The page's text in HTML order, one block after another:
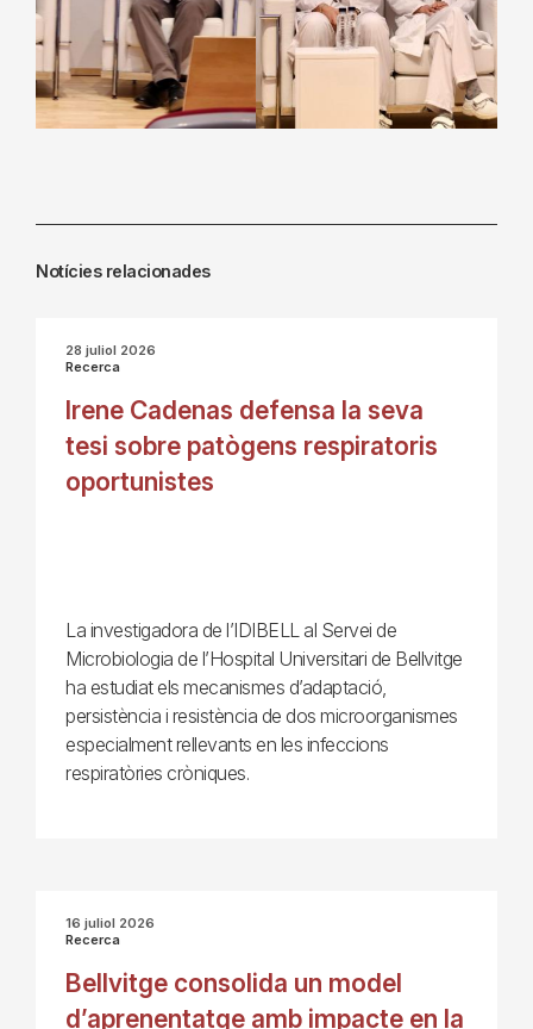
Notícies relacionades
28 juliol 2026
Recerca
Irene Cadenas defensa la seva
tesi sobre patògens respiratoris
oportunistes
La investigadora de l’IDIBELL al Servei de
Microbiologia de l’Hospital Universitari de Bellvitge
ha estudiat els mecanismes d’adaptació,
persistència i resistència de dos microorganismes
especialment rellevants en les infeccions
respiratòries cròniques.
16 juliol 2026
Recerca
Bellvitge consolida un model
d’aprenentatge amb impacte en la